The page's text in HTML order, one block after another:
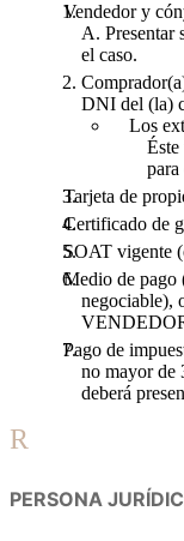
Vendedor y
A. Presentar
el caso.
DNI del (la)
Los
para
Tarjeta de
Certificado de
SOAT vigente
Medio de pago
negociable),
Pago de
no mayor de
deberá
R
PERSONA